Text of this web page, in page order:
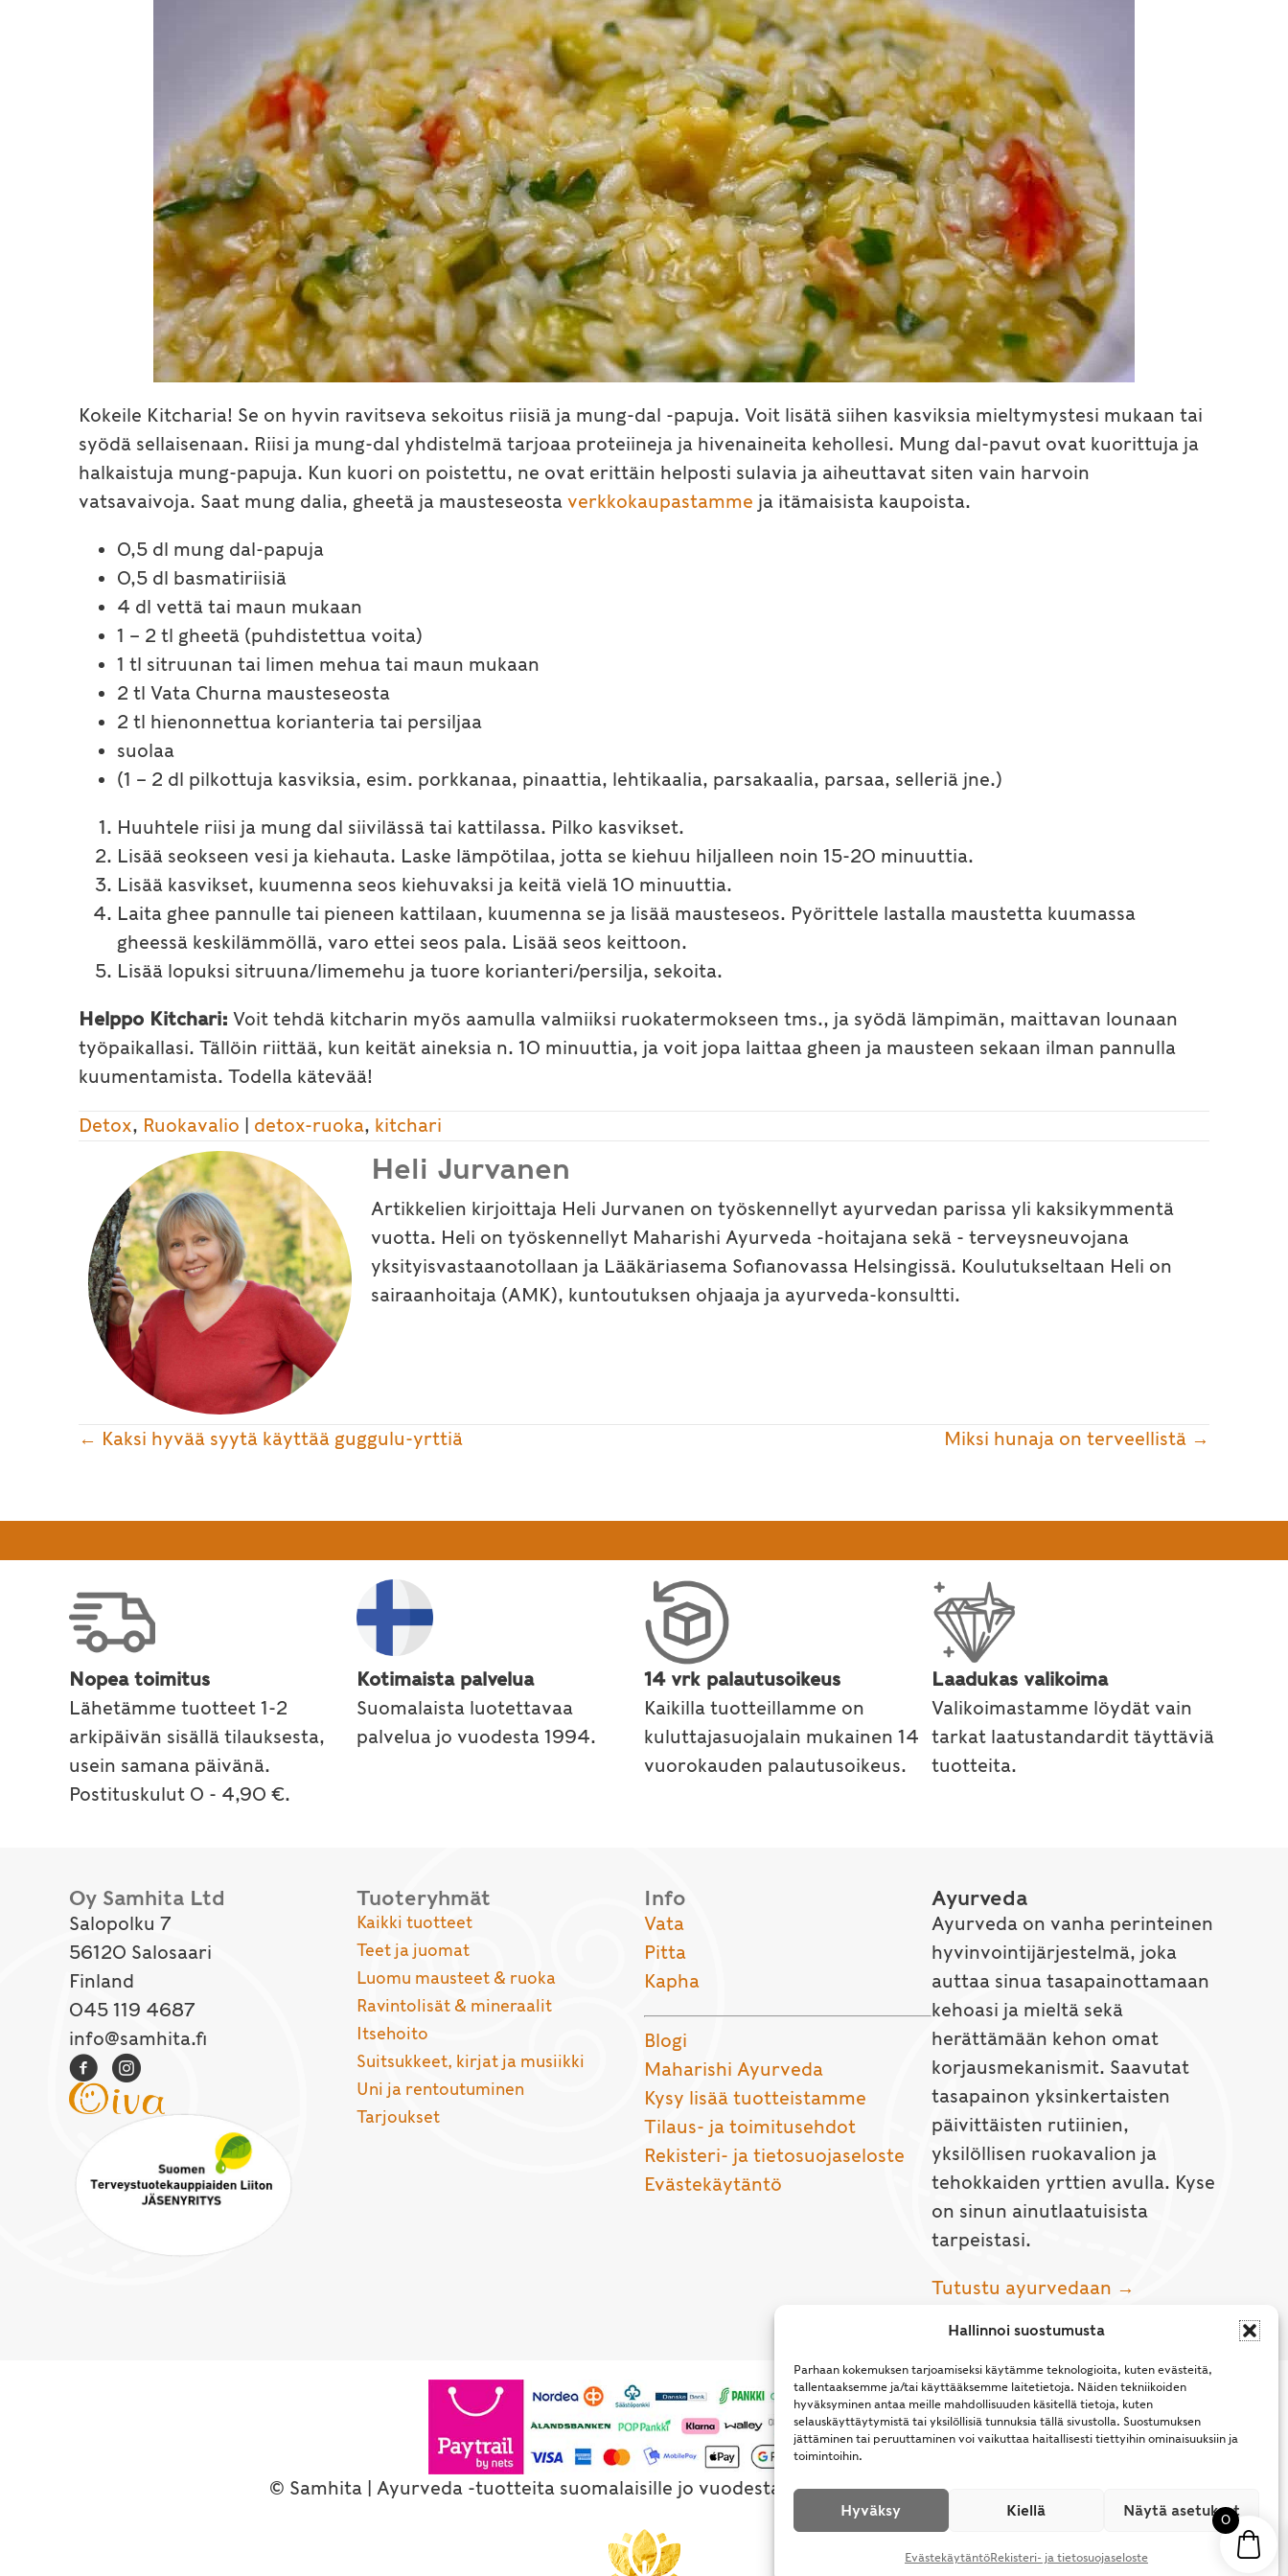
Hallinnoi suostumusta
Parhaan kokemuksen tarjoamiseksi käytämme teknologioita, kuten evästeitä,
tallentaaksemme ja/tai käyttääksemme laitetietoja. Näiden tekniikoiden
hyväksyminen antaa meille mahdollisuuden käsitellä tietoja, kuten
selauskäyttäytymistä tai yksilöllisiä tunnuksia tällä sivustolla. Suostumuksen
jättäminen tai peruuttaminen voi vaikuttaa haitallisesti tiettyihin ominaisuuksiin ja
toimintoihin.
Hyväksy Kiellä Näytä asetukset
EvästekäytäntöRekisteri- ja tietosuojaseloste
Kokeile Kitcharia! Se on hyvin ravitseva sekoitus riisiä ja mung-dal -papuja. Voit lisätä siihen kasviksia mieltymystesi mukaan tai
syödä sellaisenaan. Riisi ja mung-dal yhdistelmä tarjoaa proteiineja ja hivenaineita kehollesi. Mung dal-pavut ovat kuorittuja ja
halkaistuja mung-papuja. Kun kuori on poistettu, ne ovat erittäin helposti sulavia ja aiheuttavat siten vain harvoin
vatsavaivoja. Saat mung dalia, gheetä ja mausteseosta verkkokaupastamme ja itämaisista kaupoista.
0,5 dl mung dal-papuja
0,5 dl basmatiriisiä
4 dl vettä tai maun mukaan
1 – 2 tl gheetä (puhdistettua voita)
1 tl sitruunan tai limen mehua tai maun mukaan
2 tl Vata Churna mausteseosta
2 tl hienonnettua korianteria tai persiljaa
suolaa
(1 – 2 dl pilkottuja kasviksia, esim. porkkanaa, pinaattia, lehtikaalia, parsakaalia, parsaa, selleriä jne.)
Huuhtele riisi ja mung dal siivilässä tai kattilassa. Pilko kasvikset.
Lisää seokseen vesi ja kiehauta. Laske lämpötilaa, jotta se kiehuu hiljalleen noin 15-20 minuuttia.
Lisää kasvikset, kuumenna seos kiehuvaksi ja keitä vielä 10 minuuttia.
Laita ghee pannulle tai pieneen kattilaan, kuumenna se ja lisää mausteseos. Pyörittele lastalla maustetta kuumassa
gheessä keskilämmöllä, varo ettei seos pala. Lisää seos keittoon.
Lisää lopuksi sitruuna/limemehu ja tuore korianteri/persilja, sekoita.
Helppo Kitchari: Voit tehdä kitcharin myös aamulla valmiiksi ruokatermokseen tms., ja syödä lämpimän, maittavan lounaan
työpaikallasi. Tällöin riittää, kun keität aineksia n. 10 minuuttia, ja voit jopa laittaa gheen ja mausteen sekaan ilman pannulla
kuumentamista. Todella kätevää!
Detox, Ruokavalio detox-ruoka, kitchari
Heli Jurvanen
Artikkelien kirjoittaja Heli Jurvanen on työskennellyt ayurvedan parissa yli kaksikymmentä
vuotta. Heli on työskennellyt Maharishi Ayurveda -hoitajana sekä - terveysneuvojana
yksityisvastaanotollaan ja Lääkäriasema Sofianovassa Helsingissä. Koulutukseltaan Heli on
sairaanhoitaja (AMK), kuntoutuksen ohjaaja ja ayurveda-konsultti.
Posts
← Kaksi hyvää syytä käyttää guggulu-yrttiä Miksi hunaja on terveellistä →
Nopea toimitus
Lähetämme tuotteet 1-2
arkipäivän sisällä tilauksesta,
usein samana päivänä.
Postituskulut 0 - 4,90 €.
Kotimaista palvelua
Suomalaista luotettavaa
palvelua jo vuodesta 1994.
14 vrk palautusoikeus
Kaikilla tuotteillamme on
kuluttajasuojalain mukainen 14
vuorokauden palautusoikeus.
Laadukas valikoima
Valikoimastamme löydät vain
tarkat laatustandardit täyttäviä
tuotteita.
Oy Samhita Ltd
Salopolku 7
56120 Salosaari
Finland
045 119 4687
info@samhita.fi
Tuoteryhmät
Kaikki tuotteet
Teet ja juomat
Luomu mausteet & ruoka
Ravintolisät & mineraalit
Itsehoito
Suitsukkeet, kirjat ja musiikki
Uni ja rentoutuminen
Tarjoukset
Info
Vata
Pitta
Kapha
Blogi
Maharishi Ayurveda
Kysy lisää tuotteistamme
Tilaus- ja toimitusehdot
Rekisteri- ja tietosuojaseloste
Evästekäytäntö
Ayurveda
Ayurveda on vanha perinteinen
hyvinvointijärjestelmä, joka
auttaa sinua tasapainottamaan
kehoasi ja mieltä sekä
herättämään kehon omat
korjausmekanismit. Saavutat
tasapainon yksinkertaisten
päivittäisten rutiinien,
yksilöllisen ruokavalion ja
tehokkaiden yrttien avulla. Kyse
on sinun ainutlaatuisista
tarpeistasi.
Tutustu ayurvedaan →
© Samhita | Ayurveda -tuotteita suomalaisille jo vuodesta 1994. All Rights Reserved.
0